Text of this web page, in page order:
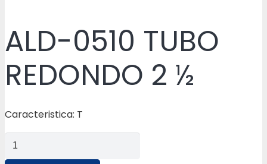
ALD-0510 TUBO
REDONDO 2 ½
Caracteristica: T
ALD-
0510